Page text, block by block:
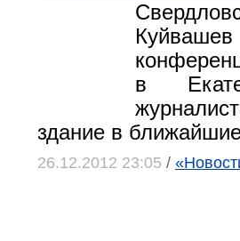
в
здание в
26.12.2012 23:05 /